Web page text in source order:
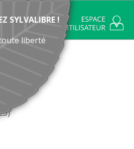
SYLVALIBRE !
liberté
(14)